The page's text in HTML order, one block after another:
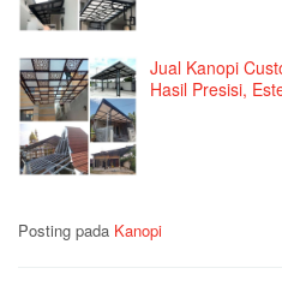
Jual Kanopi
Hasil Presisi,
Posting pada Kanopi